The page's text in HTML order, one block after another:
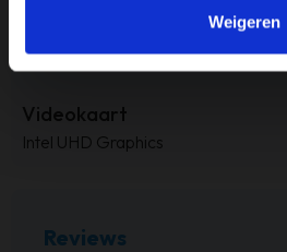
Weigeren
Videokaart
Intel UHD Graphics
Reviews